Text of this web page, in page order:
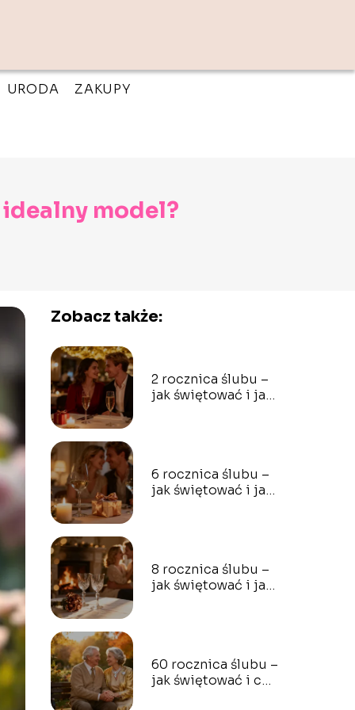
URODA ZAKUPY
model?
Zobacz także:
2 rocznica ślubu –
jak świętować i jaki
6 rocznica ślubu –
jak świętować i jaki
8 rocznica ślubu –
jak świętować i jaki
60 rocznica ślubu –
jak świętować i co